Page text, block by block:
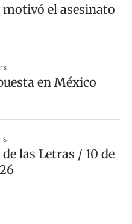
motivó el asesinato
en México
las Letras / 10 de